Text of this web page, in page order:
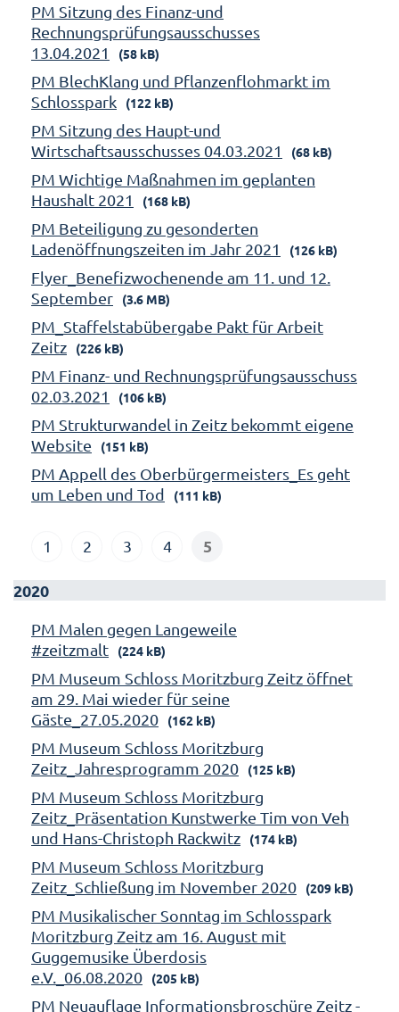
PM Sitzung des Finanz-und
Rechnungsprüfungsausschusses
13.04.2021
(58 kB)
PM BlechKlang und Pflanzenflohmarkt im
Schlosspark
(122 kB)
PM Sitzung des Haupt-und
Wirtschaftsausschusses 04.03.2021
(68 kB)
PM Wichtige Maßnahmen im geplanten
Haushalt 2021
(168 kB)
PM Beteiligung zu gesonderten
Ladenöffnungszeiten im Jahr 2021
(126 kB)
Flyer_Benefizwochenende am 11. und 12.
September
(3.6 MB)
PM_Staffelstabübergabe Pakt für Arbeit
Zeitz
(226 kB)
PM Finanz- und Rechnungsprüfungsausschuss
02.03.2021
(106 kB)
PM Strukturwandel in Zeitz bekommt eigene
Website
(151 kB)
PM Appell des Oberbürgermeisters_Es geht
um Leben und Tod
(111 kB)
1 2 3 4 5
2020
PM Malen gegen Langeweile
#zeitzmalt
(224 kB)
PM Museum Schloss Moritzburg Zeitz öffnet
am 29. Mai wieder für seine
Gäste_27.05.2020
(162 kB)
PM Museum Schloss Moritzburg
Zeitz_Jahresprogramm 2020
(125 kB)
PM Museum Schloss Moritzburg
Zeitz_Präsentation Kunstwerke Tim von Veh
und Hans-Christoph Rackwitz
(174 kB)
PM Museum Schloss Moritzburg
Zeitz_Schließung im November 2020
(209 kB)
PM Musikalischer Sonntag im Schlosspark
Moritzburg Zeitz am 16. August mit
Guggemusike Überdosis
e.V._06.08.2020
(205 kB)
PM Neuauflage Informationsbroschüre Zeitz -